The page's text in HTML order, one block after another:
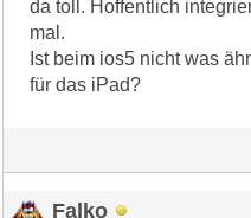
da toll. Hoffentlich
mal.
Ist beim ios5 nicht was
für das iPad?
Falko